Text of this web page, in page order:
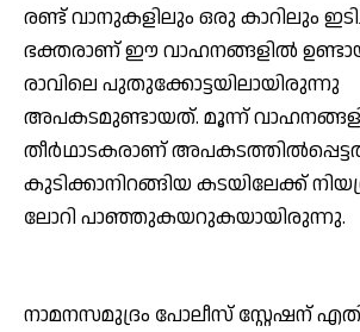
രണ്ട് വാനുകളിലും ഒരു കാറിലും
ഭക്തരാണ് ഈ വാഹനങ്ങളില്‍
രാവിലെ പുതുക്കോട്ടയിലായിരുന്നു
അപകടമുണ്ടായത്. മൂന്ന്
തീർഥാടകരാണ്
കുടിക്കാനിറങ്ങിയ കടയിലേക്ക്
ലോറി പാഞ്ഞുകയറുകയായിരുന്നു.
നാമനസമുദ്രം പോലീസ് സ്റ്റേഷന്